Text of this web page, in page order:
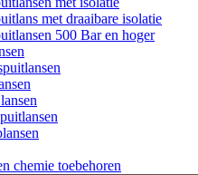
met draaibare isolatie
500 Bar en hoger
chemie toebehoren